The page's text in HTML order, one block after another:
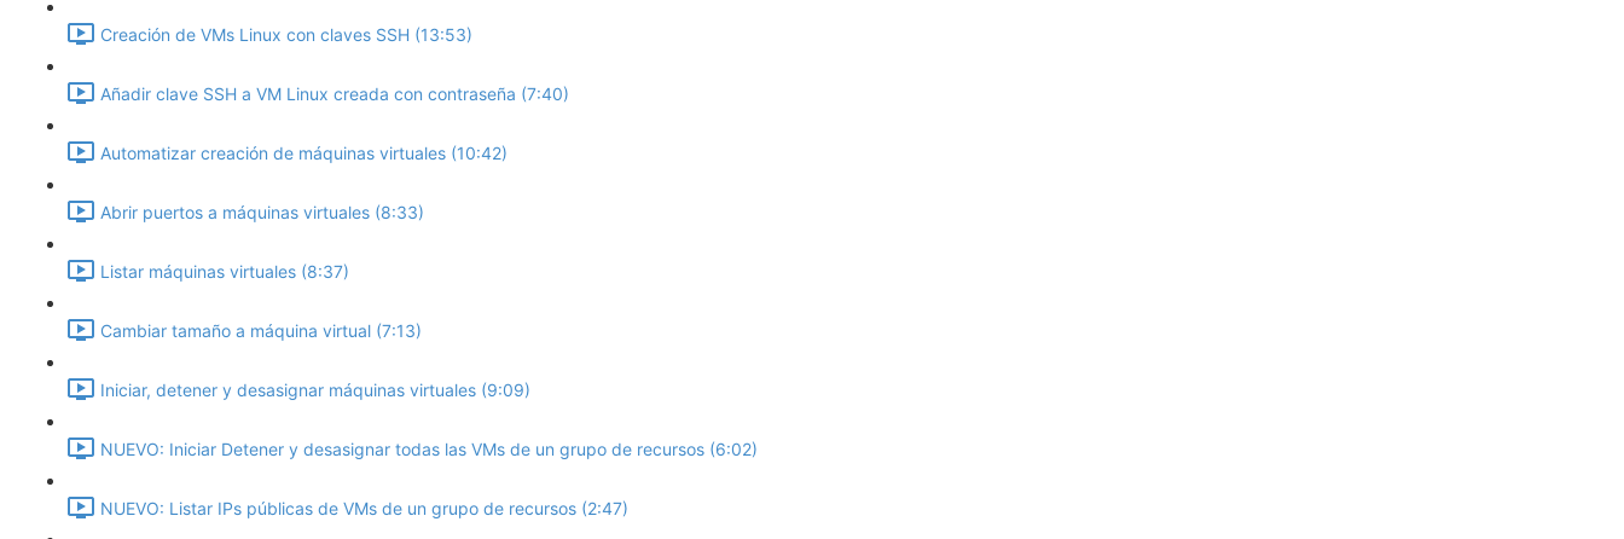
Creación de VMs Linux con claves SSH (13:53)
Añadir clave SSH a VM Linux creada con contraseña (7:40)
Automatizar creación de máquinas virtuales (10:42)
Abrir puertos a máquinas virtuales (8:33)
Listar máquinas virtuales (8:37)
Cambiar tamaño a máquina virtual (7:13)
Iniciar, detener y desasignar máquinas virtuales (9:09)
NUEVO: Iniciar Detener y desasignar todas las VMs de un grupo de recursos (6:02)
NUEVO: Listar IPs públicas de VMs de un grupo de recursos (2:47)